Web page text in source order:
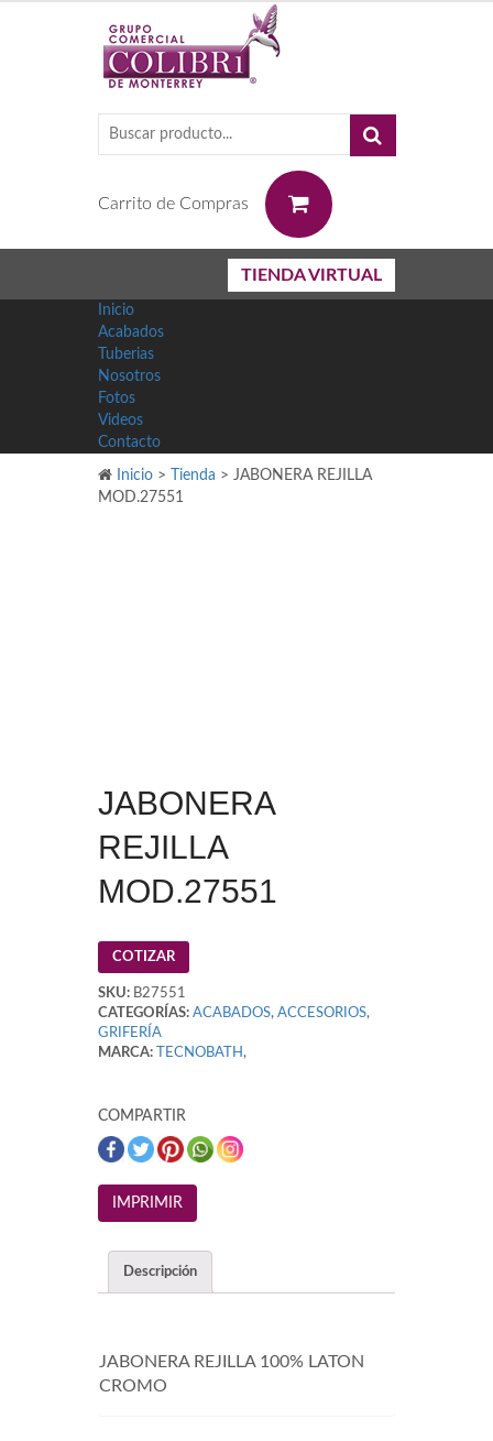
Carrito de Compras
TIENDA VIRTUAL
Inicio
Acabados
Tuberias
Nosotros
Fotos
Videos
Contacto
Inicio > Tienda > JABONERA REJILLA
MOD.27551
JABONERA
REJILLA
MOD.27551
COTIZAR
SKU: B27551
CATEGORÍAS: ACABADOS, ACCESORIOS,
GRIFERÍA
MARCA:
TECNOBATH,
COMPARTIR
Descripción
JABONERA REJILLA 100% LATON
CROMO